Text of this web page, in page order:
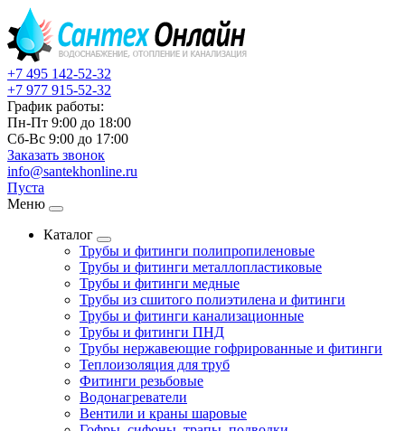
+7 495 142-52-32
+7 977 915-52-32
График работы:
Пн-Пт 9:00 до 18:00
Сб-Вс 9:00 до 17:00
Заказать звонок
info@santekhonline.ru
Пуста
Меню
Каталог
Трубы и фитинги полипропиленовые
Трубы и фитинги металлопластиковые
Трубы и фитинги медные
Трубы из сшитого полиэтилена и фитинги
Трубы и фитинги канализационные
Трубы и фитинги ПНД
Трубы нержавеющие гофрированные и фитинги
Теплоизоляция для труб
Фитинги резьбовые
Водонагреватели
Вентили и краны шаровые